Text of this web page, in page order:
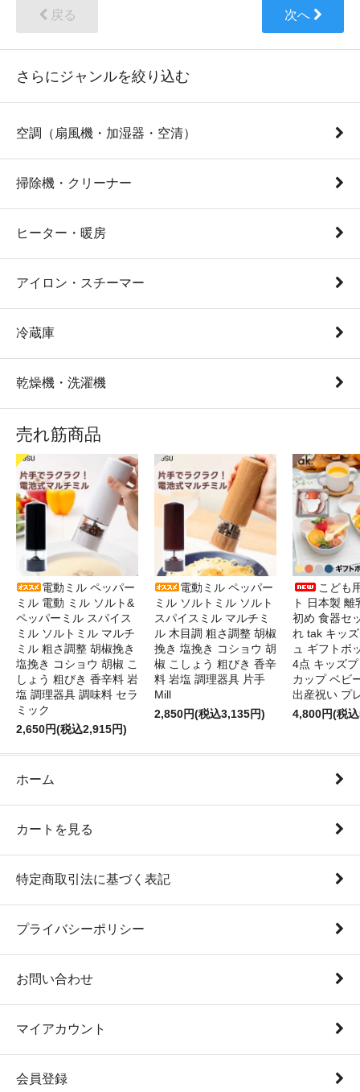
戻る 次へ
さらにジャンルを絞り込む
空調（扇風機・加湿器・空清）
掃除機・クリーナー
ヒーター・暖房
アイロン・スチーマー
冷蔵庫
乾燥機・洗濯機
売れ筋商品
電動ミル ペッパー
ミル 電動 ミル ソルト&
ペッパーミル スパイス
ミル ソルトミル マルチ
ミル 粗さ調整 胡椒挽き
塩挽き コショウ 胡椒 こ
しょう 粗びき 香辛料 岩
塩 調理器具 調味料 セラ
ミック
2,650円(税込2,915円)
電動ミル ペッパー
ミル ソルトミル ソルト
スパイスミル マルチミ
ル 木目調 粗さ調整 胡椒
挽き 塩挽き コショウ 胡
椒 こしょう 粗びき 香辛
料 岩塩 調理器具 片手
Mill
2,850円(税込3,135円)
こども
ト 日本製
初め 食器セ
れ tak キッ
ュ ギフトボ
4点 キッズ
カップ ベビ
出産祝い プ
4,800円(税
ホーム
カートを見る
特定商取引法に基づく表記
プライバシーポリシー
お問い合わせ
マイアカウント
会員登録